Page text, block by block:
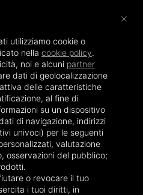
utilizziamo cookie o
nella cookie policy.
noi e alcuni partner
dati di geolocalizzazione
delle caratteristiche
, al fine di
su un dispositivo
di navigazione, indirizzi
univoci) per le seguenti
valutazione
osservazioni del pubblico;
.
o revocare il tuo
i tuoi diritti, in
×